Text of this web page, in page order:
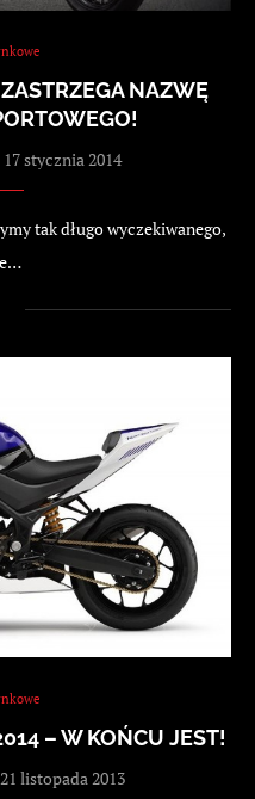
NAZWĘ
17 stycznia 2014
tak długo wyczekiwanego,
– W KOŃCU JEST!
21 listopada 2013